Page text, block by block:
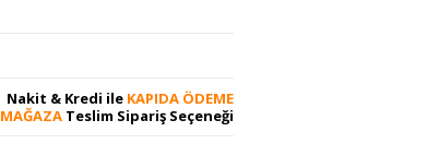
Nakit & Kredi ile KAPIDA ÖDEME
MAĞAZA Teslim Sipariş Seçeneği